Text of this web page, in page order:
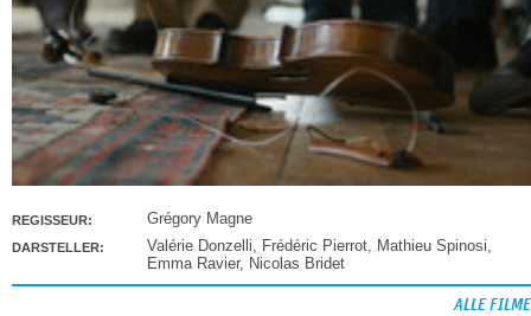
REGISSEUR: Grégory Magne
DARSTELLER: Valérie Donzelli, Frédéric Pierrot, Mathieu Spinosi,
Emma Ravier, Nicolas Bridet
ALLE FILME